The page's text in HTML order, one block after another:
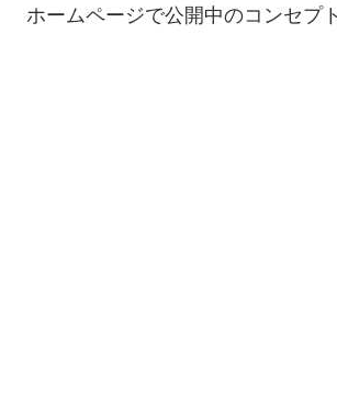
ホームページで公開中のコンセプ